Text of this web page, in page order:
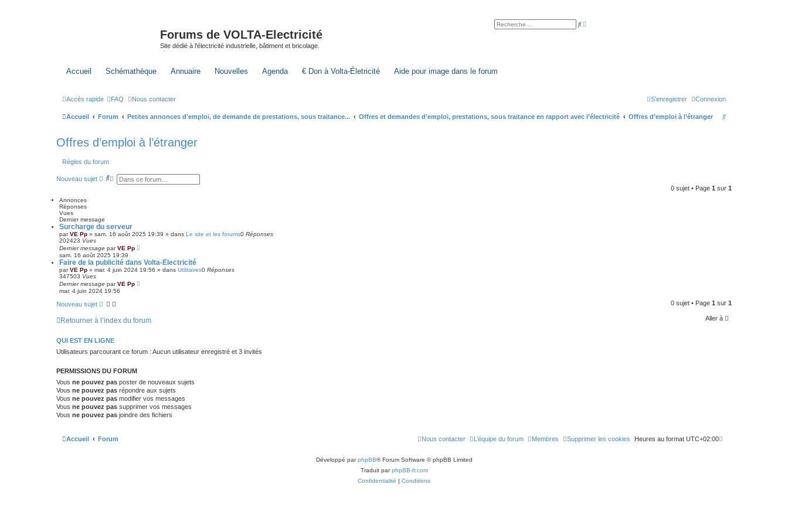
Forums de VOLTA-Electricité
Site dédié à l'électricité industrielle, bâtiment et bricolage.
R
e
Accueil Schémathèque Annuaire Nouvelles Agenda € Don à Volta-Életricité Aide pour image dans le forum
Accès rapide FAQ Nous contacter Connexion
S’enregistrer
Accueil Forum Petites annonces d'emploi, de demande de prestations, sous traitance... Offres et demandes d’emploi, prestations, sous traitance en rapport avec l’électricité Offres d’emploi à l’étranger
R
r
Offres d’emploi à l’étranger
Règles du forum
Nouveau sujet
R
h
e
R
h
e
v
a
n
c
é
e
0 sujet • Page 1 sur 1
Annonces
Réponses
Vues
Dernier message
Surcharge du serveur
parVE Pp » sam. 16 août 2025 19:39 » dans Le site et les forums0 Réponses
202423 Vues
Dernier message parVE Pp
sam. 16 août 2025 19:39
Faire de la publicité dans Volta-Électricité
parVE Pp » mar. 4 juin 2024 19:56 » dans Utilitaires0 Réponses
347503 Vues
Dernier message parVE Pp
mar. 4 juin 2024 19:56
Nouveau sujet 0 sujet • Page 1 sur 1
Retourner à l’index du forum Aller à
QUI EST EN LIGNE
Utilisateurs parcourant ce forum : Aucun utilisateur enregistré et 3 invités
PERMISSIONS DU FORUM
Vous ne pouvez pas poster de nouveaux sujets
Vous ne pouvez pas répondre aux sujets
Vous ne pouvez pas modifier vos messages
Vous ne pouvez pas supprimer vos messages
Vous ne pouvez pas joindre des fichiers
Accueil Forum Heures au format UTC+02:00
Supprimer les cookies
Membres
L’équipe du forum
Nous contacter
Développé parphpBB® Forum Software © phpBB Limited
Traduit parphpBB-fr.com
Confidentialité | Conditions